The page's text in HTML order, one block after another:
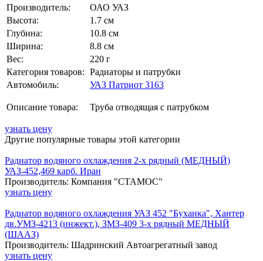
Производитель:
ОАО УАЗ
Высота:
1.7 см
Глубина:
10.8 см
Ширина:
8.8 см
Вес:
220 г
Категория товаров: Радиаторы и патрубки
Автомобиль:
УАЗ Патриот 3163
Описание товара: Труба отводящая с патрубком
узнать цену
Другие популярные товары этой категории
Радиатор водяного охлаждения 2-х рядный (МЕДНЫЙ)
УАЗ-452,469 карб. Иран
Производитель: Компания "СТАМОС"
узнать цену
Радиатор водяного охлаждения УАЗ 452 "Буханка", Хантер
дв.УМЗ-4213 (инжект.), ЗМЗ-409 3-х рядный МЕДНЫЙ
(ШААЗ)
Производитель: Шадринский Автоагрегатный завод
узнать цену